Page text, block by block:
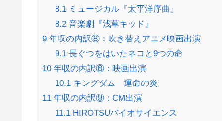
8.1ミュージカル『太平洋序曲』
8.2音楽劇『浅草キッド』
9 年収の内訳⑧：吹き替えアニメ映画出演
9.1長ぐつをはいたネコと9つの命
10 年収の内訳⑧：映画出演
10.1キングダム 運命の炎
11 年収の内訳⑨：CM出演
11.1HIROTSUバイオサイエンス